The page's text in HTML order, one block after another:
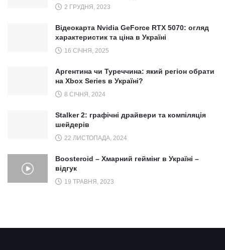
2 ГРУДНЯ, 2023
Відеокарта Nvidia GeForce RTX 5070: огляд
характеристик та ціна в Україні
16 СІЧНЯ, 2025
Аргентина чи Туреччина: який регіон обрати
на Xbox Series в Україні?
8 СІЧНЯ, 2024
Stalker 2: графічні драйвери та компіляція
шейдерів
22 ЛИСТОПАДА, 2024
Boosteroid – Хмарний геймінг в Україні –
відгук
19 ТРАВНЯ, 2023